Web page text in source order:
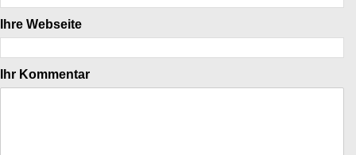
Ihre Webseite
Ihr Kommentar